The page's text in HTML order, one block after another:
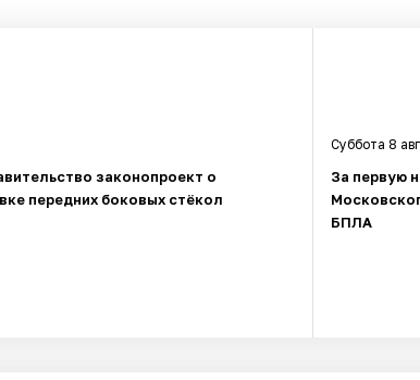
законопроект о
передних боковых стёкол
Суббота 8
За первую
БПЛА